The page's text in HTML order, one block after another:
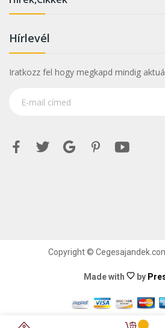
Hírlevél
Iratkozz fel hogy megkapd mindig
Copyright ©
Made with by